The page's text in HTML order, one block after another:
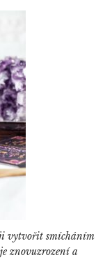
ji vytvořit smícháním
znovuzrození a